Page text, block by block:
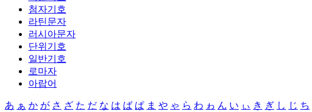
첨자기호
라틴문자
러시아문자
단위기호
일반기호
로마자
아랍어
あ ぁ か が さ ざ た だ な は ば ぱ ま や ゃ ら わ ゎ ん い ぃ き ぎ し じ ち